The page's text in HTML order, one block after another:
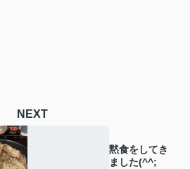
NEXT
黙食をしてき
ました(^^;